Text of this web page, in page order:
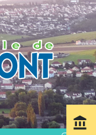
account_balance